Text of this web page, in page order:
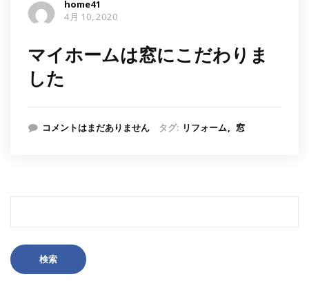
home41
4月 10, 2020
マイホームは窓にこだわりま
した
コメントはまだありません タグ: リフォーム 窓